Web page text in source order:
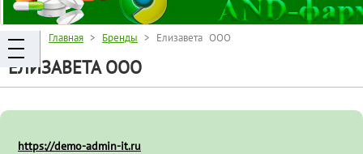
Главная > Бренды > Елизавета ООО
ЕЛИЗАВЕТА ООО
https://demo-admin-it.ru